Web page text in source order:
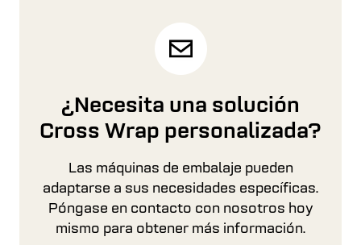
¿Necesita una solución
Cross Wrap personalizada?
Las máquinas de embalaje pueden
adaptarse a sus necesidades específicas.
Póngase en contacto con nosotros hoy
mismo para obtener más información.